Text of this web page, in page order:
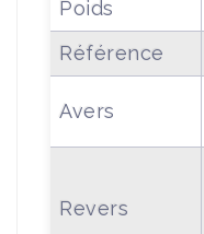
Poids
Référence
Avers
Revers